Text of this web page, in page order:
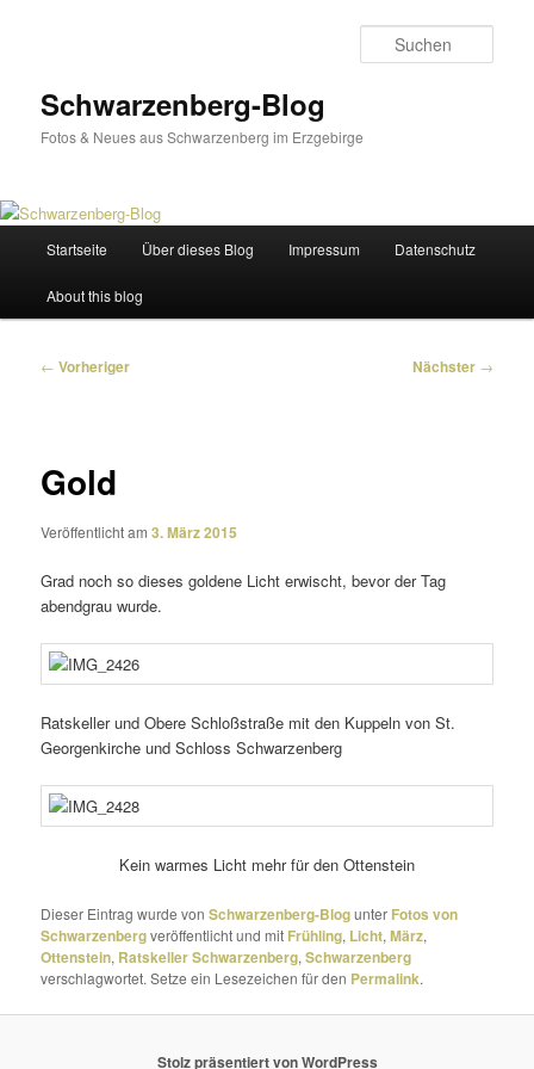
Schwarzenberg-Blog
Fotos & Neues aus Schwarzenberg im Erzgebirge
Startseite Über dieses Blog Impressum Datenschutz
About this blog
Beitragsnavigation
← Vorheriger Nächster →
Gold
Veröffentlicht am3. März 2015
Grad noch so dieses goldene Licht erwischt, bevor der Tag
abend­grau wurde.
Ratskeller und Obere Schloßstraße mit den Kuppeln von St.
Georgenkirche und Schloss Schwarzenberg
Kein warmes Licht mehr für den Ottenstein
Dieser Eintrag wurde vonSchwarzenberg-Blogunter Fotos von
Schwarzenbergveröffentlicht und mit Frühling, Licht,März,
Ottenstein, Ratskeller Schwarzenberg,Schwarzenberg
verschlagwortet. Setze ein Lesezeichen für den Permalink.
Stolz präsentiert von WordPress